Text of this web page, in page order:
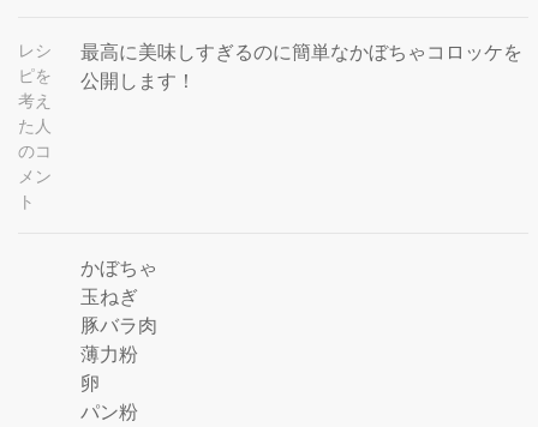
レシ
ピを
考え
た人
のコ
メン
ト
最高に美味しすぎるのに簡単なかぼちゃコロッケを
公開します！
かぼちゃ
玉ねぎ
豚バラ肉
薄力粉
卵
パン粉